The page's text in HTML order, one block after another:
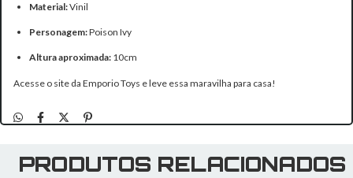
Material:Vinil
Personagem:Poison Ivy
Altura aproximada: 10cm
Acesse o site da Emporio Toys e leve essa maravilha para casa!
PRODUTOS RELACIONADOS